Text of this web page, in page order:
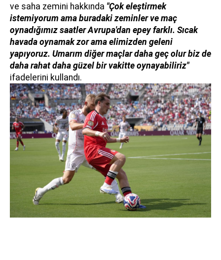
ve saha zemini hakkında "Çok eleştirmek
istemiyorum ama buradaki zeminler ve maç
oynadığımız saatler Avrupa'dan epey farklı. Sıcak
havada oynamak zor ama elimizden geleni
yapıyoruz. Umarım diğer maçlar daha geç olur biz de
daha rahat daha güzel bir vakitte oynayabiliriz"
ifadelerini kullandı.